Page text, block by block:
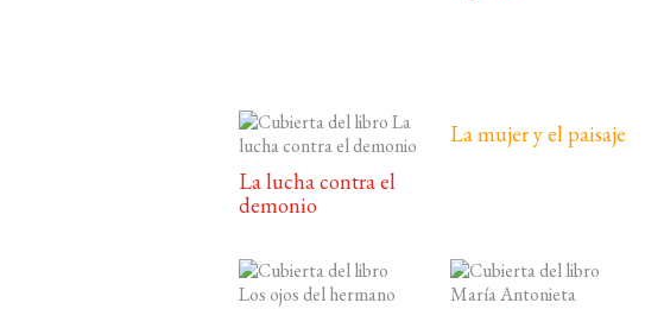
La lucha contra el
demonio
La mujer y el paisaje